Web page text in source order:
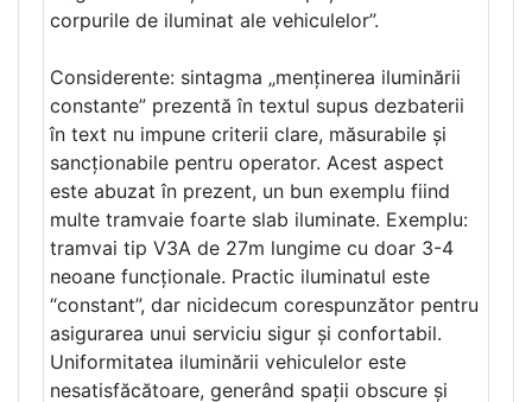
corpurile de iluminat ale vehiculelor”.
Considerente: sintagma „menținerea iluminării
constante” prezentă în textul supus dezbaterii
în text nu impune criterii clare, măsurabile și
sancționabile pentru operator. Acest aspect
este abuzat în prezent, un bun exemplu fiind
multe tramvaie foarte slab iluminate. Exemplu:
tramvai tip V3A de 27m lungime cu doar 3-4
neoane funcționale. Practic iluminatul este
“constant”, dar nicidecum corespunzător pentru
asigurarea unui serviciu sigur și confortabil.
Uniformitatea iluminării vehiculelor este
nesatisfăcătoare, generând spații obscure și